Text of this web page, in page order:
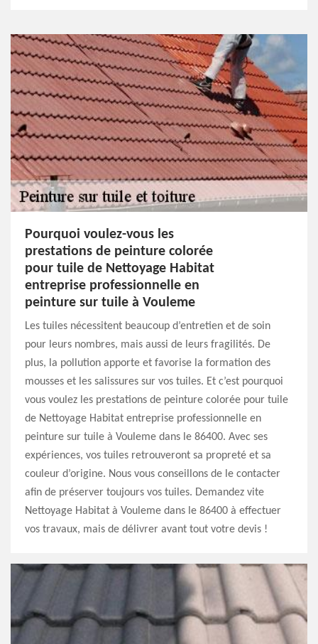
Pourquoi voulez-vous les
prestations de peinture colorée
pour tuile de Nettoyage Habitat
entreprise professionnelle en
peinture sur tuile à Vouleme
Les tuiles nécessitent beaucoup d’entretien et de soin
pour leurs nombres, mais aussi de leurs fragilités. De
plus, la pollution apporte et favorise la formation des
mousses et les salissures sur vos tuiles. Et c’est pourquoi
vous voulez les prestations de peinture colorée pour tuile
de Nettoyage Habitat entreprise professionnelle en
peinture sur tuile à Vouleme dans le 86400. Avec ses
expériences, vos tuiles retrouveront sa propreté et sa
couleur d’origine. Nous vous conseillons de le contacter
afin de préserver toujours vos tuiles. Demandez vite
Nettoyage Habitat à Vouleme dans le 86400 à effectuer
vos travaux, mais de délivrer avant tout votre devis !